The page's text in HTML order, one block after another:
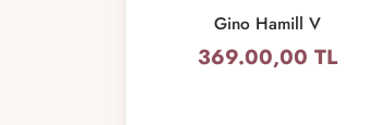
Gino Hamill V
369.00,00 TL